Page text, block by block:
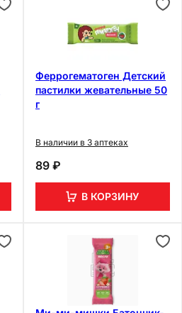
Феррогематоген Детский
пастилки жевательные 50
г
В наличии в 3 аптеках
89 ₽
В КОРЗИНУ